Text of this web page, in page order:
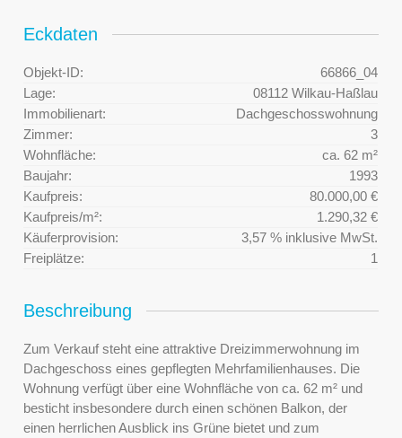
Eckdaten
Objekt-ID:
66866_04
Lage:
08112 Wilkau-Haßlau
Immobilienart:
Dachgeschosswohnung
Zimmer:
3
Wohnfläche:
ca. 62 m²
Baujahr:
1993
Kaufpreis:
80.000,00 €
Kaufpreis/m²:
1.290,32 €
Käuferprovision:
3,57 % inklusive MwSt.
Freiplätze:
1
Beschreibung
Zum Verkauf steht eine attraktive Dreizimmerwohnung im
Dachgeschoss eines gepflegten Mehrfamilienhauses. Die
Wohnung verfügt über eine Wohnfläche von ca. 62 m² und
besticht insbesondere durch einen schönen Balkon, der
einen herrlichen Ausblick ins Grüne bietet und zum